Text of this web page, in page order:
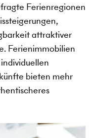
Ferienregionen
attraktiver
Ferienimmobilien
bieten mehr